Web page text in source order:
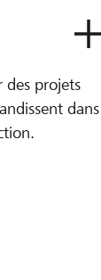
des projets
dans